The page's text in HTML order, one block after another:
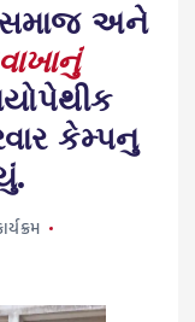
સમાજ અને
કેમ્પનુ